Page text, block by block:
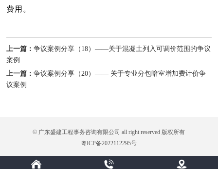
费用。
上一篇：争议案例分享（18）——关于混凝土列入可调价范围的争议
案例
上一篇：争议案例分享（20）—— 关于专业分包暗室增加费计价争
议案例
© 广东盛建工程事务咨询有限公司 all right reserved 版权所有
粤ICP备2022112295号